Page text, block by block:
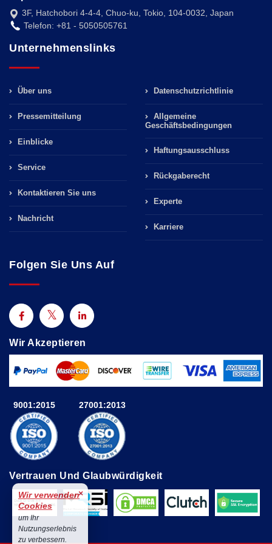
3F, Hatchobori 4-4-4, Chuo-ku, Tokio, 104-0032, Japan
Telefon: +81 - 5050505761
Unternehmenslinks
Über uns
Pressemitteilung
Einblicke
Service
Kontaktieren Sie uns
Nachricht
Datenschutzrichtlinie
Allgemeine
Geschäftsbedingungen
Haftungsausschluss
Rückgaberecht
Experte
Karriere
Folgen Sie Uns Auf
Wir Akzeptieren
9001:2015 27001:2013
Vertrauen Und Glaubwürdigkeit
Wir verwenden
Cookies
×
um Ihr
Nutzungserlebnis
zu verbessern.